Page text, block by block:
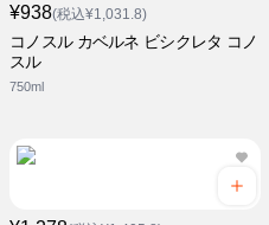
¥938(税込¥1,031.8)
コノスル カベルネ ビシクレタ コノ
スル
750ml